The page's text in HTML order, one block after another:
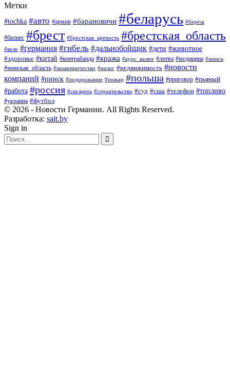
Метки
#tochka #авто #армия #барановичи #беларусь #берёза
#бизнес #брест #брестская_крепость #брестская_область
#вело #германия #гибель #дальнобойщик #дети #животное
#здоровье #китай #контрабанда #кража #курс_валют #литва #медицина #минск
#минская_область #мошенничество #налог #недвижимость #новости
компаний #пинск #подорожание #пожар #польша #приговор #пьяный
#работа #россия #сигарета #строительство #суд #сша #телефон #топливо
#украина #футбол
© 2026 - Новости Германии. All Rights Reserved.
Разработка: sait.by
Sign in